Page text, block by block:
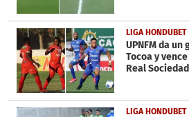
LIGA HONDUBET
UPNFM da
Tocoa y
Real Sociedad
LIGA HONDUBET